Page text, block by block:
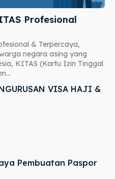
Profesional
& Terpercaya,
negara asing yang
KITAS (Kartu Izin Tinggal
VISA HAJI &
Pembuatan Paspor